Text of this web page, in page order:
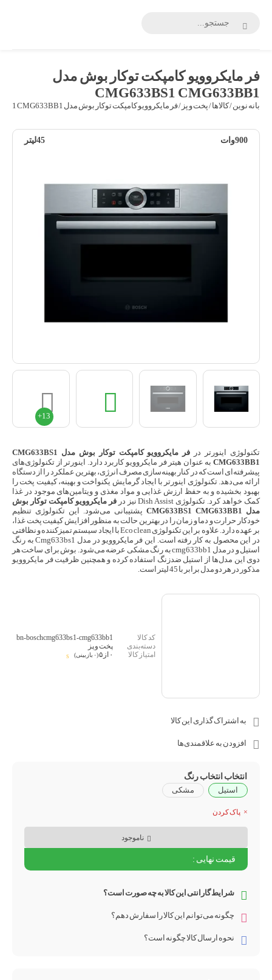
فر مایکروویو کامپکت توکار بوش مدل
CMG633BS1 CMG633BB1
بانه نوین/کالاها/پخت و پز / فر مایکروویو کامپکت توکار بوش مدل CMG633BS1 CMG633BB1
900وات 45لیتر
تکنولوژی اینورتر در فر مایکروویو کامپکت توکار بوش مدل CMG633BS1
CMG633BB1 به عنوان هیتر فر مایکروویو کاربرد دارد. اینورتر از تکنولوژی‌های
پیشرفته‌ای است که در کنار بهینه‌سازی مصرف انرژی، بهترین عملکرد را از دستگاه
ارائه می‌دهد. تکنولوژی اینورتر با ایجاد گرمایش یکنواخت و بهینه، کیفیت پخت را
بهبود بخشیده و به حفظ ارزش غذایی و مواد مغذی و ویتامین‌های موجود در غذا
کمک خواهد کرد. تکنولوژی Dish Assist نیز در
فر مایکروویو کامپکت توکار بوش
مدل CMG633BS1 CMG633BB1
پشتیبانی می‌شود. این تکنولوژی تنظیم
خودکار حرارت و دما و زمان را در بهترین حالت به منظور افزایش کیفیت پخت غذا،
بر عهده دارد. علاوه بر این تکنولوژی Eco clean با ایجاد سیستم تمیزکننده و نظافتی
در این محصول به کار رفته است. این فر مایکروویو در مدل Cmg633bs1 به رنگ
استیل و در مدل cmg633bb1 به رنگ مشکی عرضه می‌شود. بوش برای ساخت هر
دوی این مدل‌ها از استیل ضدزنگ استفاده کرده و همچنین ظرفیت فر مایکروویو
مذکور در هر دو مدل برابر با 45 لیتر است.
bn-boschcmg633bs1-cmg633bb1
پخت و پز
۰ از ۵
(۰ بازبینی)
به اشتراک گذاری این کالا
افزودن به علاقمندی‌ها
انتخاب رنگ
استیل مشکی
پاک کردن
ناموجود
شرایط گارانتی این کالا به چه صورت است؟
چگونه می‌توانم این کالا را سفارش دهم؟
نحوه ارسال کالا چگونه است؟